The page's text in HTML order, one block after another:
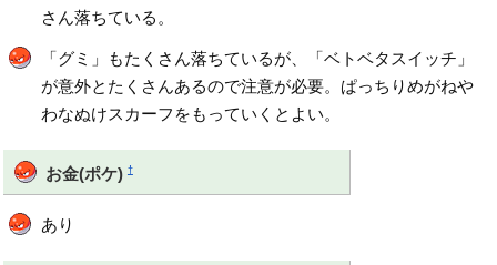
さん落ちている。
「グミ」もたくさん落ちているが、「ベトベタスイッチ」
が意外とたくさんあるので注意が必要。ぱっちりめがねや
わなぬけスカーフをもっていくとよい。
お金(ポケ) †
あり